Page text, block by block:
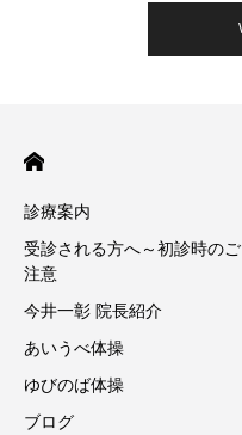
診療案内
受診される方へ～初診時のご
注意
今井一彰 院長紹介
あいうべ体操
ゆびのば体操
ブログ